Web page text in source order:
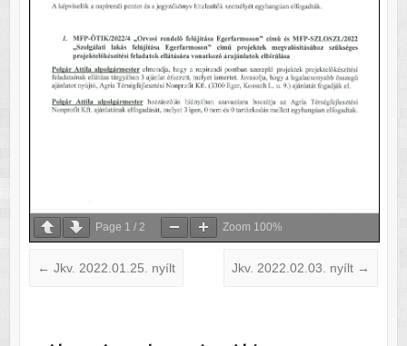
Page 1 / 2 Zoom 100%
← Jkv. 2022.01.25. nyílt Jkv. 2022.02.03. nyílt →